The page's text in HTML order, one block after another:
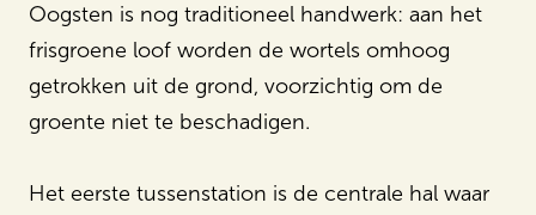
Oogsten is nog traditioneel handwerk: aan het
frisgroene loof worden de wortels omhoog
getrokken uit de grond, voorzichtig om de
groente niet te beschadigen.
Het eerste tussenstation is de centrale hal waar